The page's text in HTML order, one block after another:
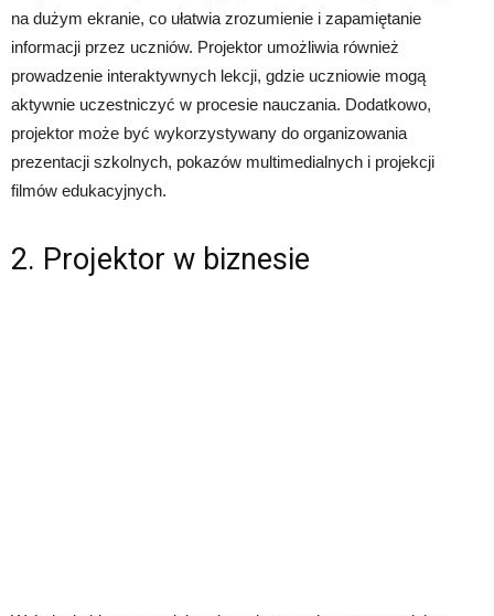
na dużym ekranie, co ułatwia zrozumienie i zapamiętanie
informacji przez uczniów. Projektor umożliwia również
prowadzenie interaktywnych lekcji, gdzie uczniowie mogą
aktywnie uczestniczyć w procesie nauczania. Dodatkowo,
projektor może być wykorzystywany do organizowania
prezentacji szkolnych, pokazów multimedialnych i projekcji
filmów edukacyjnych.
2. Projektor w biznesie